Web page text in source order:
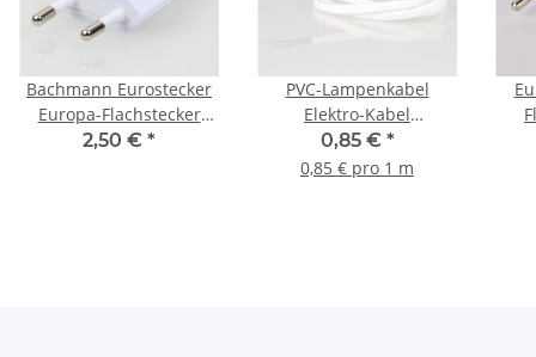
Bachmann Eurostecker
Europa-Flachstecker
weiss 250V/2A mit
2,50 € *
PVC-Lampenkabel
Elektro-Kabel
Stromkabel Flachkabel
weiß 2-adrig, 2x0,75mm²
0,85 € *
0,85 € pro 1 m